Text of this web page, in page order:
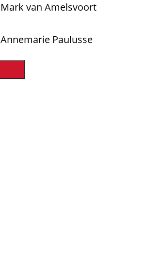
Mark van Amelsvoort
Annemarie Paulusse